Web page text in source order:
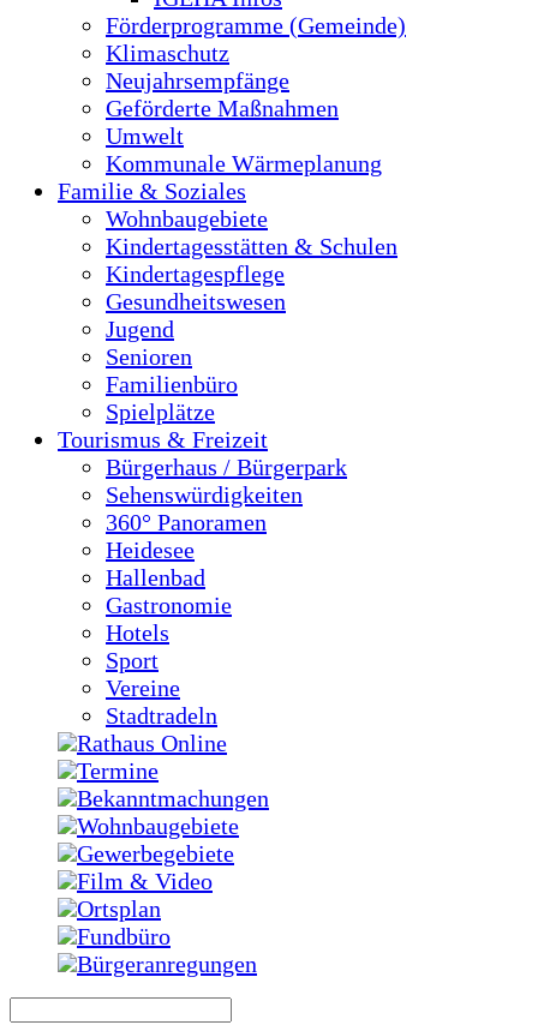
Förderprogramme (Gemeinde)
Klimaschutz
Neujahrsempfänge
Geförderte Maßnahmen
Umwelt
Kommunale Wärmeplanung
Familie & Soziales
Wohnbaugebiete
Kindertagesstätten & Schulen
Kindertagespflege
Gesundheitswesen
Jugend
Senioren
Familienbüro
Spielplätze
Tourismus & Freizeit
Bürgerhaus / Bürgerpark
Sehenswürdigkeiten
360° Panoramen
Heidesee
Hallenbad
Gastronomie
Hotels
Sport
Vereine
Stadtradeln
Rathaus Online
Termine
Bekanntmachungen
Wohnbaugebiete
Gewerbegebiete
Film & Video
Ortsplan
Fundbüro
Bürgeranregungen